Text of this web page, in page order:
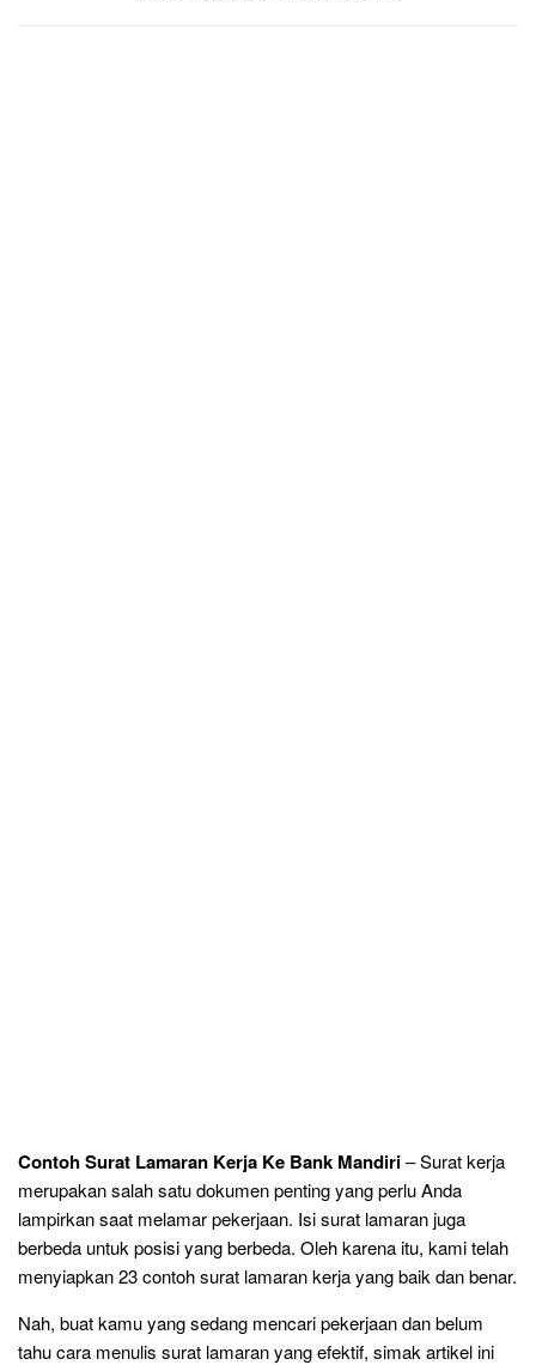
Contoh Surat Lamaran Kerja Ke Bank Mandiri– Surat kerja
merupakan salah satu dokumen penting yang perlu Anda
lampirkan saat melamar pekerjaan. Isi surat lamaran juga
berbeda untuk posisi yang berbeda. Oleh karena itu, kami telah
menyiapkan 23 contoh surat lamaran kerja yang baik dan benar.
Nah, buat kamu yang sedang mencari pekerjaan dan belum
tahu cara menulis surat lamaran yang efektif, simak artikel ini